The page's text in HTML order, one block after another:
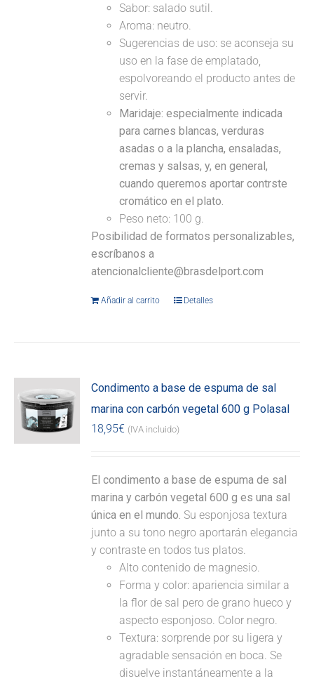
Sabor: salado sutil.
Aroma: neutro.
Sugerencias de uso: se aconseja su
uso en la fase de emplatado,
espolvoreando el producto antes de
servir.
Maridaje: especialmente indicada
para carnes blancas, verduras
asadas o a la plancha, ensaladas,
cremas y salsas, y, en general,
cuando queremos aportar contrste
cromático en el plato.
Peso neto: 100 g.
Posibilidad de formatos personalizables,
escríbanos a
atencionalcliente@brasdelport.com
Añadir al carrito Detalles
Condimento a base de espuma de sal
marina con carbón vegetal 600 g Polasal
18,95€ (IVA incluido)
El condimento a base de espuma de sal
marina y carbón vegetal 600 g es una sal
única en el mundo. Su esponjosa textura
junto a su tono negro aportarán elegancia
y contraste en todos tus platos.
Alto contenido de magnesio.
Forma y color: apariencia similar a
la flor de sal pero de grano hueco y
aspecto esponjoso. Color negro.
Textura: sorprende por su ligera y
agradable sensación en boca. Se
disuelve instantáneamente a la